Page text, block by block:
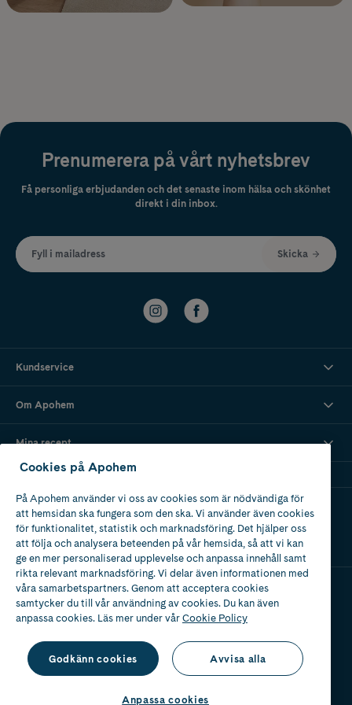
Prenumerera på vårt nyhetsbrev
Få personliga erbjudanden och det senaste inom hälsa och skönhet
direkt i din inbox.
Fyll i mailadress Skicka
Kundservice
Om Apohem
Mina recept
Ladda ner vår app
Apotek med tillstånd
av Läkemedelsverket
Cookies på Apohem
På Apohem använder vi oss av cookies som är nödvändiga för
att hemsidan ska fungera som den ska. Vi använder även cookies
för funktionalitet, statistik och marknadsföring. Det hjälper oss
att följa och analysera beteenden på vår hemsida, så att vi kan
ge en mer personaliserad upplevelse och anpassa innehåll samt
rikta relevant marknadsföring. Vi delar även informationen med
våra samarbetspartners. Genom att acceptera cookies
samtycker du till vår användning av cookies. Du kan även
anpassa cookies. Läs mer under vårCookie Policy
Godkänn cookies Avvisa alla
Anpassa cookies